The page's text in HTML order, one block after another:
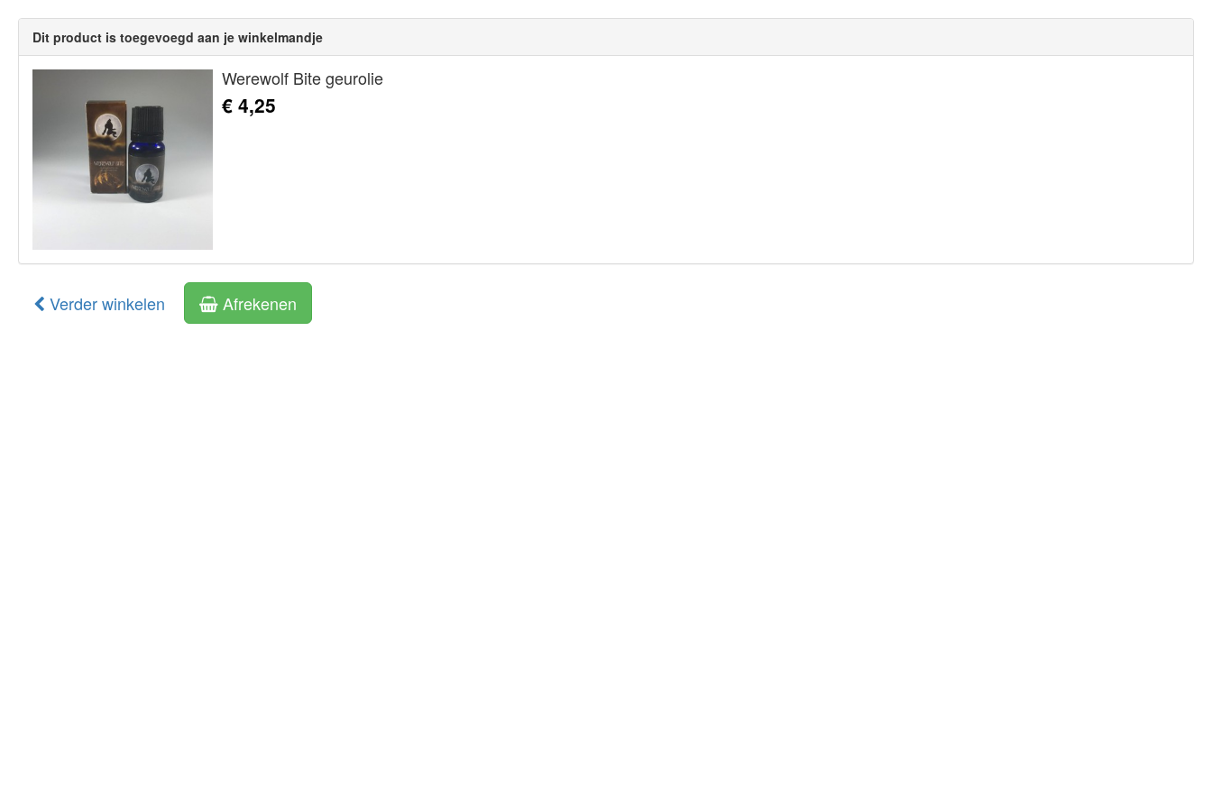
Dit product is toegevoegd aan je winkelmandje
Werewolf Bite geurolie
€ 4,25
Verder winkelen Afrekenen